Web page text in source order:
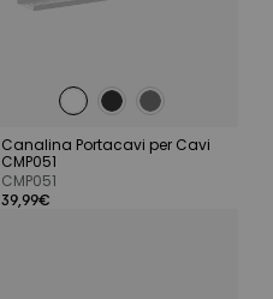
Canalina Portacavi per Cavi
CMP051
CMP051
39,99€